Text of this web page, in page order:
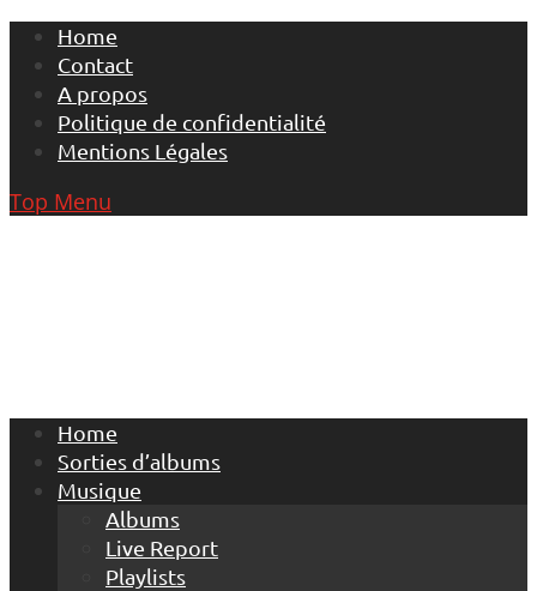
Skip
content
Home
Contact
A propos
Politique de confidentialité
Mentions Légales
Top Menu
Home
Sorties d’albums
Musique
Albums
Live Report
Playlists